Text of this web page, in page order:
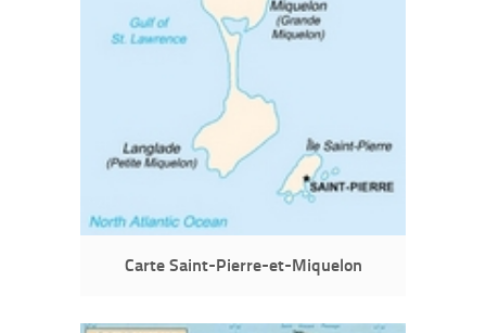
Carte Saint-Pierre-et-Miquelon